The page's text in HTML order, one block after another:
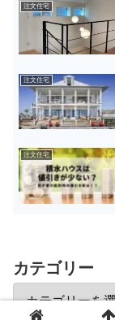
注文住宅
注文住宅
注文住宅
カテゴリー